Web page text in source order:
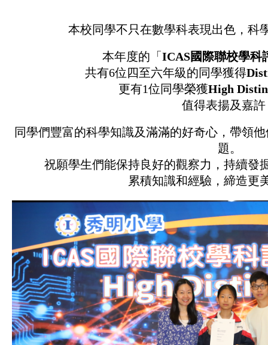
本校同學不只在數學科表現出色，科
本年度的「ICAS國際聯校學科
共有6位四至六年級的同學獲得
更有1位同學榮獲High
值得表揚及嘉
同學們豐富的科學知識及滿滿的好奇心，帶領
題。
祝願學生們能保持良好的觀察力，持續發
累積知識和經驗，締造更